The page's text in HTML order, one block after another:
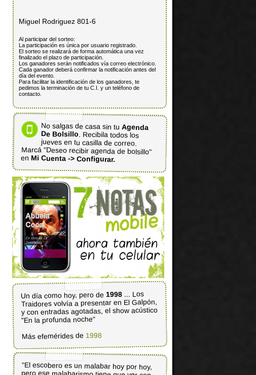
Miguel Rodriguez 801-6
Al participar del sorteo:
La participación es única por usuario registrado.
El sorteo se realizará de forma automática una vez
finalizado el plazo de participación.
Los ganadores serán notificados vía correo electrónico.
Cada ganador deberá confirmar la notificación antes del
día del evento.
Para facilitar la identificación de los ganadores, te
pedimos la terminación de tu C.I. y un teléfono de
contacto.
No salgas de casa sin tu Agenda
De Bolsillo. Recibila todos los
jueves en tu casilla de correo.
Marcá "Deseo recibir agenda de bolsillo"
en Mi Cuenta -> Configurar.
Un día como hoy, pero de1998 ... Los
Traidores volvía a presentar en El Galpón,
y con entradas agotadas, el show acústico
"En la profunda noche"
Más efemérides de 1998
"El escobero es un malabar hoy por hoy,
pero ese malabarismo tiene que ver con
la danza ritual que se teje en torno de la
hechicería: con su escoba viene limpiando